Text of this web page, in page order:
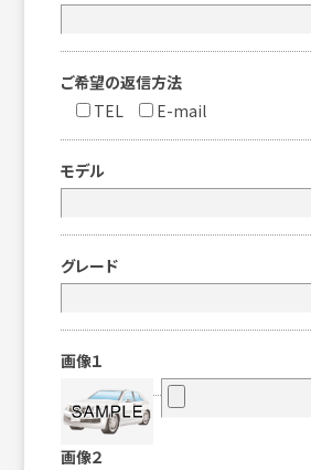
ご希望の返信方法
TEL
E-mail
モデル
グレード
画像１
画像２